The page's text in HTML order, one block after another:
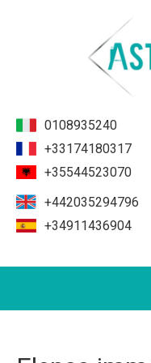
0108935240
+33174180317
+35544523070
+442035294796
+34911436904